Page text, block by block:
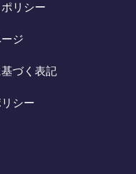
リシー
ジ
づく表記
シー